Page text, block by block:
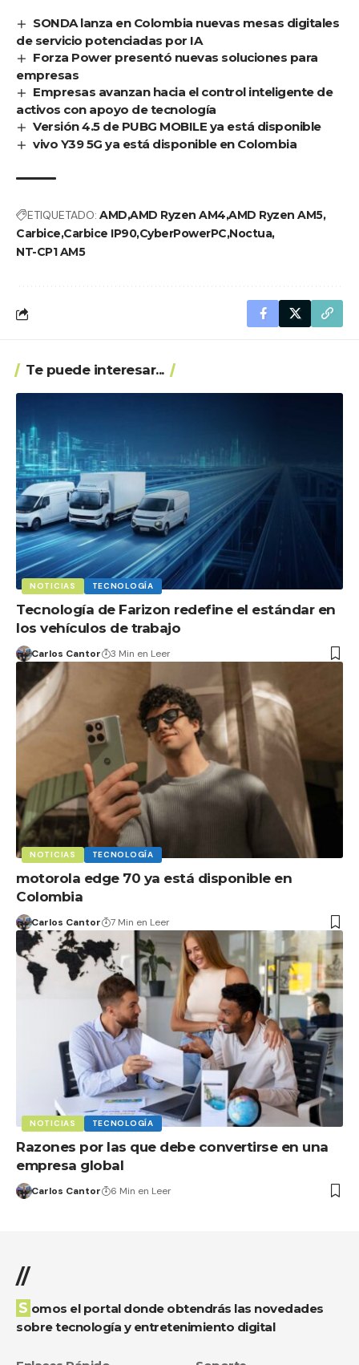
SONDA lanza en Colombia nuevas mesas digitales
de servicio potenciadas por IA
Forza Power presentó nuevas soluciones para
empresas
Empresas avanzan hacia el control inteligente de
activos con apoyo de tecnología
Versión 4.5 de PUBG MOBILE ya está disponible
vivo Y39 5G ya está disponible en Colombia
ETIQUETADO: AMD AMD Ryzen AM4 AMD Ryzen AM5
Carbice Carbice IP90CyberPowerPC Noctua
NT-CP1 AM5
Te puede interesar...
NOTICIAS TECNOLOGÍA
Tecnología de Farizon redefine el estándar en
los vehículos de trabajo
Carlos Cantor 3 Min en Leer
NOTICIAS TECNOLOGÍA
motorola edge 70 ya está disponible en
Colombia
Carlos Cantor 7 Min en Leer
NOTICIAS TECNOLOGÍA
Razones por las que debe convertirse en una
empresa global
Carlos Cantor 6 Min en Leer
//
Somos el portal donde obtendrás las novedades
sobre tecnología y entretenimiento digital